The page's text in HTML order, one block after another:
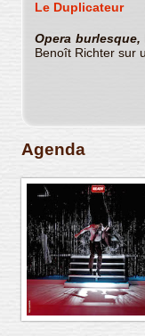
Le Duplicateur
Opera burlesque,
Benoît Richter sur
Agenda